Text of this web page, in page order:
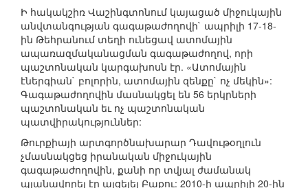
Ի հակակշիռ Վաշինգտոնում կայացած միջուկային
անվտանգության գագաթաժողովի` ապրիլի 17-18-
ին Թեհրանում տեղի ունեցավ ատոմային
ապառազմականացման գագաթաժողով, որի
պաշտոնական կարգախոսն էր. «Ատոմային
էներգիան` բոլորին, ատոմային զենքը` ոչ մեկին»:
Գագաթաժողովին մասնակցել են 56 երկրների
պաշտոնական եւ ոչ պաշտոնական
պատվիրակություններ:
Թուրքիայի արտգործնախարար Դավութօղլուն
չմասնակցեց իրանական միջուկային
գագաթաժողովին, քանի որ տվյալ ժամանակ
պլանավորել էր այցելել Բաքու: 2010-ի ապրիլի 20-ին